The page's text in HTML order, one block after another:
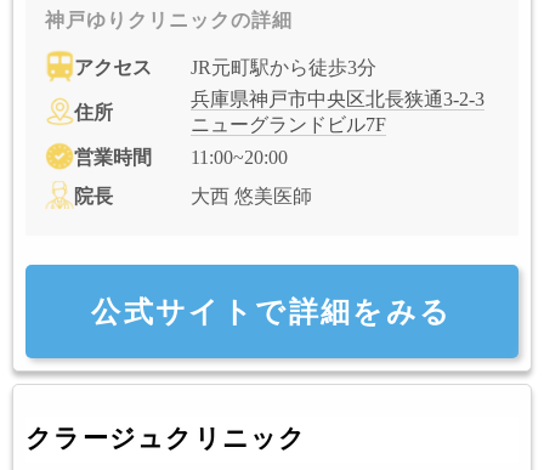
神戸ゆりクリニックの詳細
アクセス JR元町駅から徒歩3分
住所
兵庫県神戸市中央区北長狭通3-2-3
ニューグランドビル7F
営業時間
11:00~20:00
院長
大西 悠美医師
公式サイトで詳細をみる
クラージュクリニック